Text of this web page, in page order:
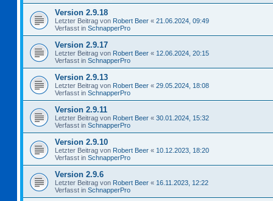
Version 2.9.18
Letzter Beitrag von Robert Beer « 21.06.2024, 09:49
Verfasst in SchnapperPro
Version 2.9.17
Letzter Beitrag von Robert Beer « 12.06.2024, 20:15
Verfasst in SchnapperPro
Version 2.9.13
Letzter Beitrag von Robert Beer « 29.05.2024, 18:08
Verfasst in SchnapperPro
Version 2.9.11
Letzter Beitrag von Robert Beer « 30.01.2024, 15:32
Verfasst in SchnapperPro
Version 2.9.10
Letzter Beitrag von Robert Beer « 10.12.2023, 18:20
Verfasst in SchnapperPro
Version 2.9.6
Letzter Beitrag von Robert Beer « 16.11.2023, 12:22
Verfasst in SchnapperPro